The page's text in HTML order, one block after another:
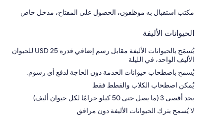
مكتب استقبال به موظفون، الحصول على المفتاح، مدخل خاص
الحيوانات الأليفة
يُسمَح بالحيوانات الأليفة مقابل رسم إضافي قدره USD 25 للحيوان
الأليف الواحد، في الليلة
يُسمح باصطحاب حيوانات الخدمة دون الحاجة لدفع أي رسوم.
يُمكن اصطحاب الكلاب والقطط فقط
بحد أقصى 3 (ما يصل حتى 50 كيلو جرامًا لكل حيوان أليف)
لا يُسمح بترك الحيوانات الأليفة دون مرافق